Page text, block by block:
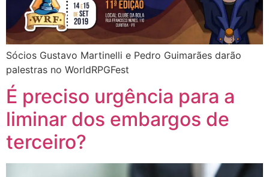
Sócios Gustavo Martinelli e Pedro Guimarães darão
palestras no WorldRPGFest
É preciso urgência para a
liminar dos embargos de
terceiro?